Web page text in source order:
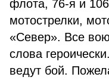
флота, 76-я и
мотострелки,
«Север». Все
слова
ведут бой.